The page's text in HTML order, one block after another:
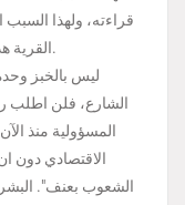
قراءته، ولهذا السبب
القرية هذه، الأولى على محافظات غرناطة كلها بالطبع.
الشارع، فلن
المسؤولية منذ
الاقتصادي دون
الشعوب بعنف".